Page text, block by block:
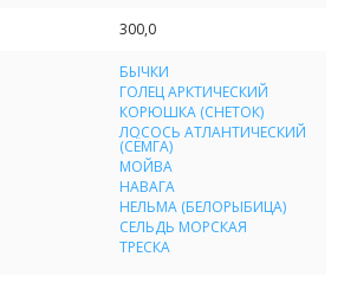
300,0
БЫЧКИ
ГОЛЕЦ АРКТИЧЕСКИЙ
КОРЮШКА (СНЕТОК)
ЛОСОСЬ АТЛАНТИЧЕСКИЙ
(СЁМГА)
МОЙВА
НАВАГА
НЕЛЬМА (БЕЛОРЫБИЦА)
СЕЛЬДЬ МОРСКАЯ
ТРЕСКА